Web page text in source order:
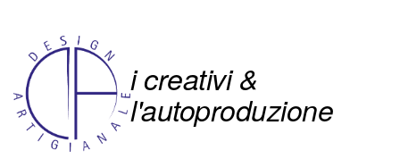
i creativi &
l'autoproduzione